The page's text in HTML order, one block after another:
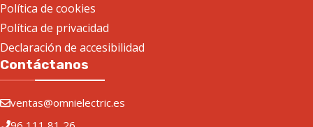
Política de cookies
Política de privacidad
Declaración de accesibilidad
Contáctanos
ventas@omnielectric.es